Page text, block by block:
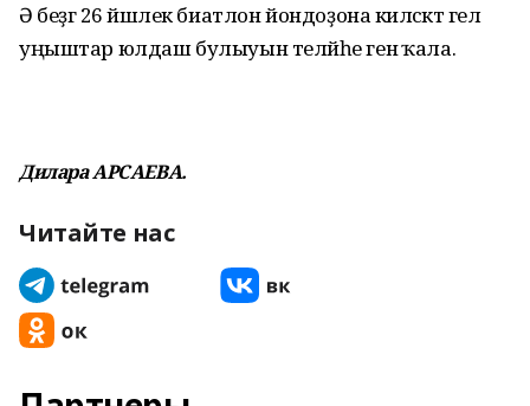
Ә беҙгә 26 йәшлек биатлон йондоҙона киләсәктә гел
уңыштар юлдаш булыуын теләйһе генә ҡала.
Дилара АРСАЕВА.
Читайте нас